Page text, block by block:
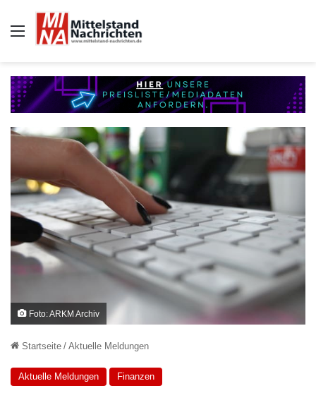
Auswahl
Foto: ARKM Archiv
Startseite / Aktuelle Meldungen
Aktuelle Meldungen Finanzen